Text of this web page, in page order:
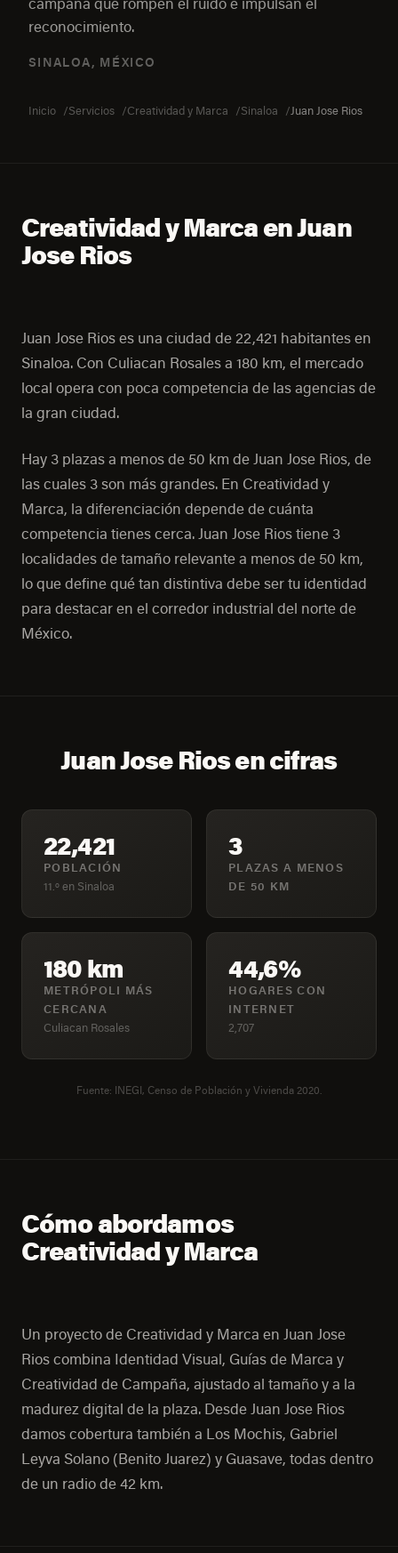
campaña que rompen el ruido e impulsan el
reconocimiento.
SINALOA, MÉXICO
Inicio Servicios Creatividad y Marca Sinaloa Juan Jose Rios
Creatividad y Marca en Juan
Jose Rios
Juan Jose Rios es una ciudad de 22,421 habitantes en
Sinaloa. Con Culiacan Rosales a 180 km, el mercado
local opera con poca competencia de las agencias de
la gran ciudad.
Hay 3 plazas a menos de 50 km de Juan Jose Rios, de
las cuales 3 son más grandes. En Creatividad y
Marca, la diferenciación depende de cuánta
competencia tienes cerca. Juan Jose Rios tiene 3
localidades de tamaño relevante a menos de 50 km,
lo que define qué tan distintiva debe ser tu identidad
para destacar en el corredor industrial del norte de
México.
Juan Jose Rios en cifras
22,421
POBLACIÓN
11.º en Sinaloa
3
PLAZAS A MENOS
DE 50 KM
180 km
METRÓPOLI MÁS
CERCANA
Culiacan Rosales
44,6%
HOGARES CON
INTERNET
2,707
Fuente: INEGI, Censo de Población y Vivienda 2020.
Cómo abordamos
Creatividad y Marca
Un proyecto de Creatividad y Marca en Juan Jose
Rios combina Identidad Visual, Guías de Marca y
Creatividad de Campaña, ajustado al tamaño y a la
madurez digital de la plaza. Desde Juan Jose Rios
damos cobertura también a Los Mochis, Gabriel
Leyva Solano (Benito Juarez) y Guasave, todas dentro
de un radio de 42 km.